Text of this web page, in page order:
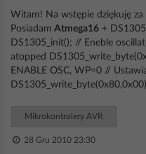
Witam! Na wstępie dziękuję
Posiadam Atmega16 +
DS1305_init(); // Eneble
atopped
ENABLE OSC, WP=0 //
Mikrokontrolery AVR
28 Gru 2010 23:30